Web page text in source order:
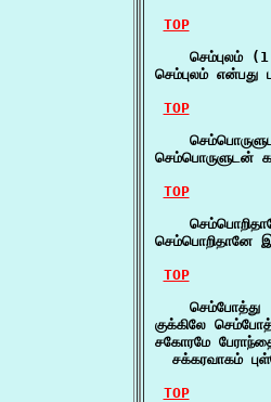
TOP
செம்புலம்
செம்புலம் என்பது
TOP
செம்பொருளுடன்
TOP
TOP
செம்போத்து
குக்கிலே
சகோரமே
சக்கரவாகம்
TOP